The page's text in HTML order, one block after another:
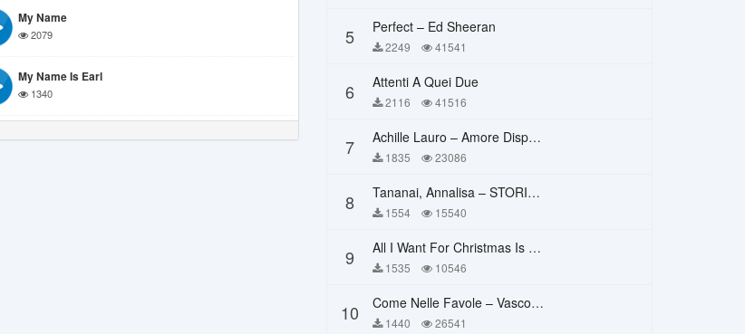
My Name
2079
My Name Is Earl
1340
5 Perfect – Ed Sheeran
2249 41541
6 Attenti A Quei Due
2116 41516
7 Achille Lauro – Amore Disperato
1835 23086
8 Tananai, Annalisa – STORIE BREVI
1554 15540
9 All I Want For Christmas Is You – Mariah Carey
1535 10546
10 Come Nelle Favole – Vasco Rossi
1440 26541